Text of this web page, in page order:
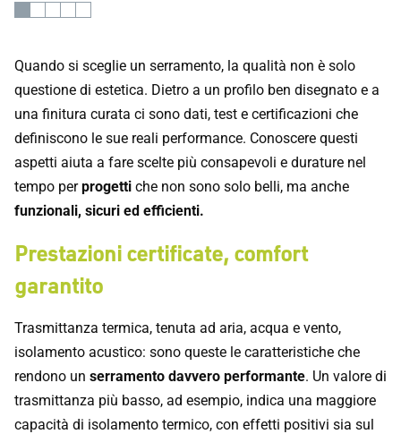
Quando si sceglie un serramento, la qualità non è solo
questione di estetica. Dietro a un profilo ben disegnato e a
una finitura curata ci sono dati, test e certificazioni che
definiscono le sue reali performance. Conoscere questi
aspetti aiuta a fare scelte più consapevoli e durature nel
tempo perprogetti che non sono solo belli, ma anche
funzionali, sicuri ed efficienti.
Prestazioni certificate, comfort
garantito
Trasmittanza termica, tenuta ad aria, acqua e vento,
isolamento acustico: sono queste le caratteristiche che
rendono un serramento davvero performante. Un valore di
trasmittanza più basso, ad esempio, indica una maggiore
capacità di isolamento termico, con effetti positivi sia sul